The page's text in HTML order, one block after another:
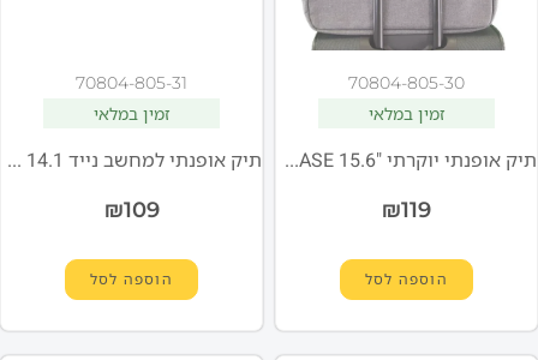
70804-805-30
זמין במלאי
תיק אופנתי יוקרתי "15.6 MIRACASE אפור NH-8053B
₪119
הוספה לסל
70804-805-31
זמין במלאי
תיק אופנתי למחשב נייד 14.1 אינטש MIRACASE NH8053B
₪109
הוספה לסל